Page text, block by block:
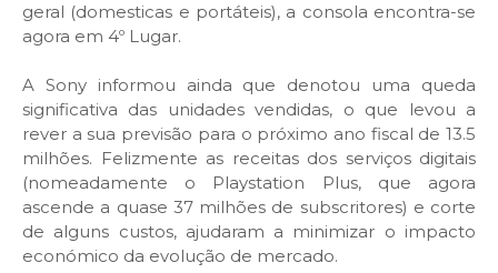
geral (domesticas e portáteis), a consola encontra-se
agora em 4º Lugar.
A Sony informou ainda que denotou uma queda
significativa das unidades vendidas, o que levou a
rever a sua previsão para o próximo ano fiscal de 13.5
milhões. Felizmente as receitas dos serviços digitais
(nomeadamente o Playstation Plus, que agora
ascende a quase 37 milhões de subscritores) e corte
de alguns custos, ajudaram a minimizar o impacto
económico da evolução de mercado.